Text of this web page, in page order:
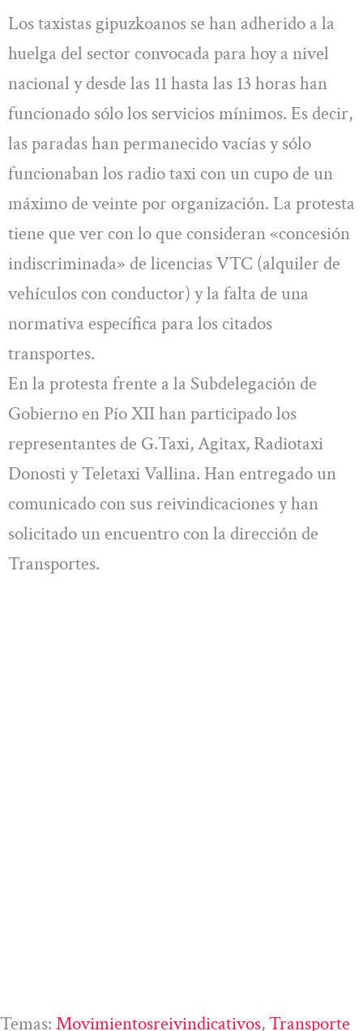
Los taxistas gipuzkoanos se han adherido a la
huelga del sector convocada para hoy a nivel
nacional y desde las 11 hasta las 13 horas han
funcionado sólo los servicios mínimos. Es decir,
las paradas han permanecido vacías y sólo
funcionaban los radio taxi con un cupo de un
máximo de veinte por organización. La protesta
tiene que ver con lo que consideran «concesión
indiscriminada» de licencias VTC (alquiler de
vehículos con conductor) y la falta de una
normativa específica para los citados
transportes.
En la protesta frente a la Subdelegación de
Gobierno en Pío XII han participado los
representantes de G.Taxi, Agitax, Radiotaxi
Donosti y Teletaxi Vallina. Han entregado un
comunicado con sus reivindicaciones y han
solicitado un encuentro con la dirección de
Transportes.
Temas: Movimientosreivindicativos, Transporte